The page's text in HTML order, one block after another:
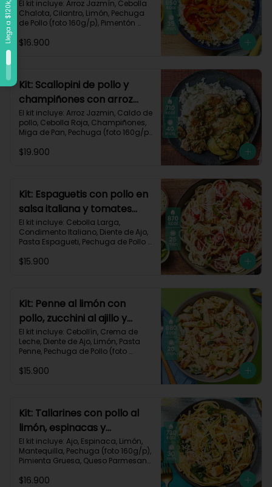
vegetales-109
El kit incluye: Arroz Jazmín, Cebolla
Chalota, Cilantro, Limón, Pechuga
de Pollo (foto 160g/p), Pimentón
Teriyaki, Receta Impresa.
$16.900
Kit: Scallopini de pollo y
champiñones con arroz
jazmín-5
El kit incluye: Arroz Jazmin, Caldo de
pollo, Cebolla Roja, Champiñones,
Miga de Pan, Pechuga (foto 160g/p),
Receta impresa.
$19.900
Kit: Espaguetis con pollo en
salsa italiana y tomates
uvalina-129
El kit incluye: Cebolla Larga,
Condimento Italiano, Diente de Ajo,
Pasta Espagueti, Pechuga de Pollo
Parmesano, Tomate Tipo Cherry,
Proteínas 49g
$15.900
Kit: Penne al limón con
pollo, zucchini al ajillo y
cebollín-111
El kit incluye: Cebollín, Crema de
Leche, Diente de Ajo, Limón, Pasta
Penne, Pechuga de Pollo (foto
Zucchini Verde, Receta Impresa.
$15.900
Kit: Tallarines con pollo al
limón, espinacas y
parmesano-68
El kit incluye: Ajo, Espinaca, Limón,
Mantequilla, Pechuga (foto 160g/p),
Pimienta Gruesa, Queso Parmesano,
$16.900